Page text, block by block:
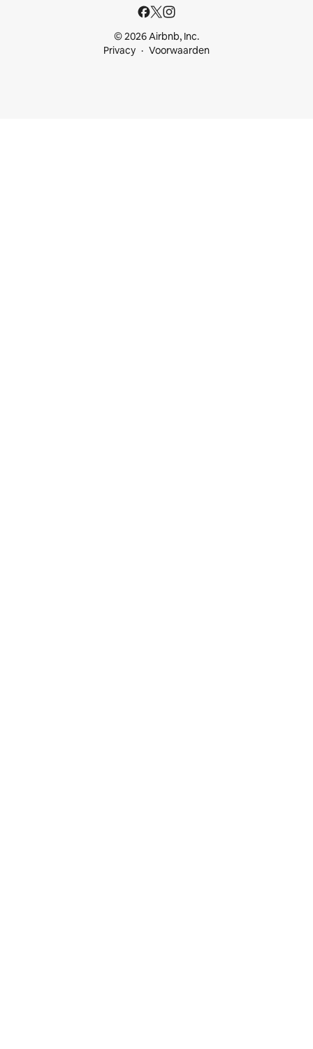
© 2026 Airbnb, Inc.
Privacy
Voorwaarden